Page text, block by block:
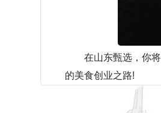
在山东甄选，你将
的美食创业之路!